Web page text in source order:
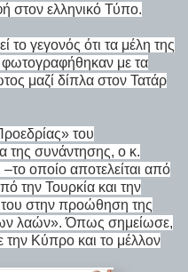
στον ελληνικό Τύπο.
γεγονός ότι τα μέλη της
με τα
μαζί δίπλα στον Τατάρ
του
της συνάντησης, ο κ.
οποίο αποτελείται από
την Τουρκία και την
του στην προώθηση της
λαών». Όπως σημείωσε,
την Κύπρο και το μέλλον